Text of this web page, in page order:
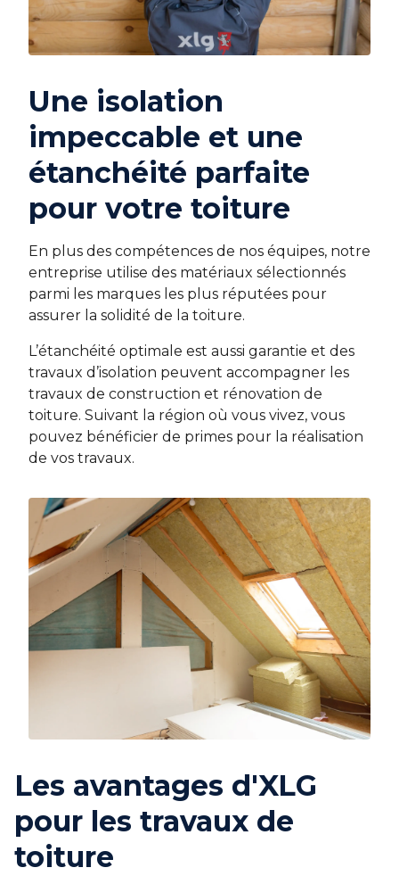
Une isolation
impeccable et une
étanchéité parfaite
pour votre toiture
En plus des compétences de nos équipes, notre
entreprise utilise des matériaux sélectionnés
parmi les marques les plus réputées pour
assurer la solidité de la toiture.
L’étanchéité optimale est aussi garantie et des
travaux d’isolation peuvent accompagner les
travaux de construction et rénovation de
toiture. Suivant la région où vous vivez, vous
pouvez bénéficier de primes pour la réalisation
de vos travaux.
Les avantages d'XLG
pour les travaux de
toiture